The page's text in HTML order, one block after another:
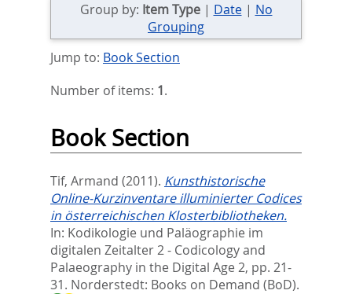
Group by: Item Type| Date| No
Grouping
Jump to: Book Section
Number of items: 1.
Book Section
Tif, Armand (2011). Kunsthistorische
Online-Kurzinventare illuminierter Codices
in österreichischen Klosterbibliotheken.
In: Kodikologie und Paläographie im
digitalen Zeitalter 2 - Codicology and
Palaeography in the Digital Age 2, pp. 21-
31. Norderstedt: Books on Demand (BoD).